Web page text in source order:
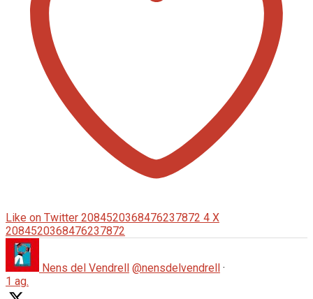
Like on Twitter 2084520368476237872 4 X
2084520368476237872
Nens del Vendrell @nensdelvendrell ·
1 ag.